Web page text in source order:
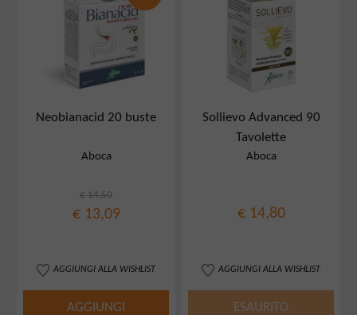
Neobianacid 20 buste
Aboca
€ 14,50
€ 13,09
AGGIUNGI ALLA WISHLIST
AGGIUNGI
Sollievo Advanced 90
Tavolette
Aboca
€ 14,80
AGGIUNGI ALLA WISHLIST
ESAURITO